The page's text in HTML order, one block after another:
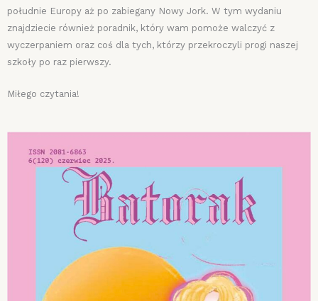
południe Europy aż po zabiegany Nowy Jork. W tym wydaniu
znajdziecie również poradnik, który wam pomoże walczyć z
wyczerpaniem oraz coś dla tych, którzy przekroczyli progi naszej
szkoły po raz pierwszy.
Miłego czytania!